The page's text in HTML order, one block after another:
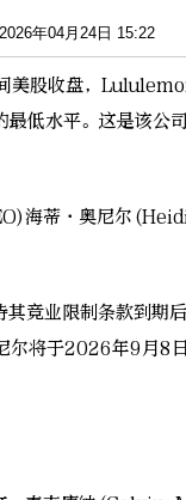
年04月24日 15:22
股收盘，
低水平。这是该公
海蒂·奥尼尔
竞业限制条款到期
于2026年9月8日